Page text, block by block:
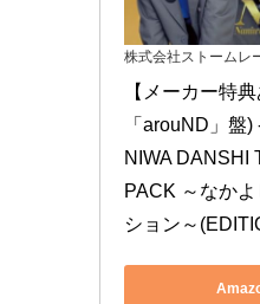
株式会社ストームレ
【メーカー特
「arouND」盤
NIWA DANSHI
PACK ～なか
ション～